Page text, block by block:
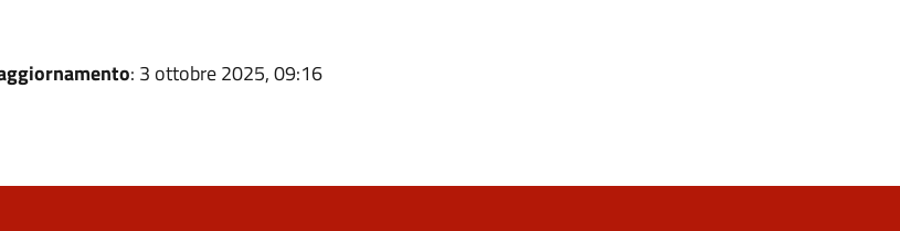
: 3 ottobre 2025, 09:16